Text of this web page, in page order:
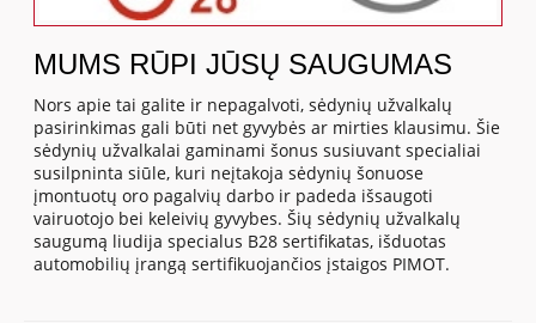
MUMS RŪPI JŪSŲ SAUGUMAS
Nors apie tai galite ir nepagalvoti, sėdynių užvalkalų
pasirinkimas gali būti net gyvybės ar mirties klausimu. Šie
sėdynių užvalkalai gaminami šonus susiuvant specialiai
susilpninta siūle, kuri neįtakoja sėdynių šonuose
įmontuotų oro pagalvių darbo ir padeda išsaugoti
vairuotojo bei keleivių gyvybes. Šių sėdynių užvalkalų
saugumą liudija specialus B28 sertifikatas, išduotas
automobilių įrangą sertifikuojančios įstaigos PIMOT.